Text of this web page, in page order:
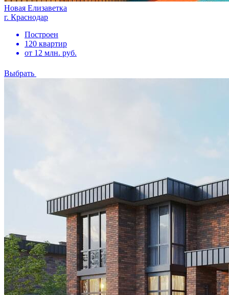
Новая Елизаветка
г. Краснодар
Построен
120 квартир
от 12 млн. руб.
Выбрать